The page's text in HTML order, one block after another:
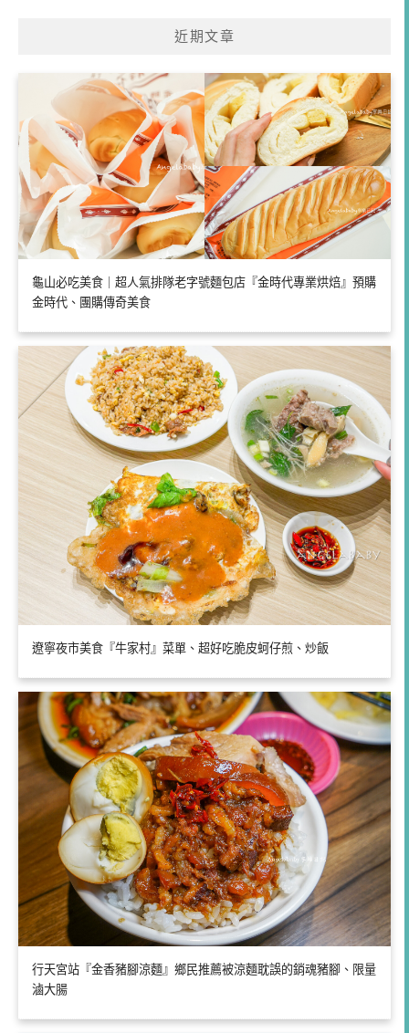
近期文章
龜山必吃美食｜超人氣排隊老字號麵包店『金時代專業烘焙』預購
金時代、團購傳奇美食
遼寧夜市美食『牛家村』菜單、超好吃脆皮蚵仔煎、炒飯
行天宮站『金香豬腳涼麵』鄉民推薦被涼麵耽誤的銷魂豬腳、限量
滷大腸